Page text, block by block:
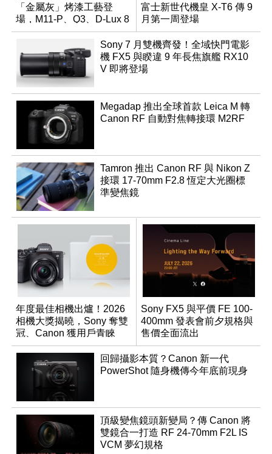
「金屬灰」烤漆工藝登
場，M11-P、Q3、D-Lux 8
領銜換裝
富士新世代機皇 X-T6 傳 9
月第一周登場
Sony 7 月雙機齊發！全域快門電影
機 FX5 與睽違 9 年長焦旗艦 RX10
V 即將登場
Megadap 推出全球首款 Leica M 轉
Canon RF 自動對焦轉接環 M2RF
Tamron 推出 Canon RF 與 Nikon Z
接環 17-70mm F2.8 恆定大光圈標
準變焦鏡
年度最佳相機出爐！2026
相機大獎揭曉，Sony 奪雙
冠、Canon 獲用戶青睞
Sony FX5 與平價 FE 100-
400mm 發表會前夕規格與
售價全面流出
回歸攝影本質？Canon 新一代
PowerShot 隨身機傳今年底前現身
頂級變焦鏡頭新變局？傳 Canon 將
雙鏡合一打造 RF 24-70mm F2L IS
VCM 夢幻規格